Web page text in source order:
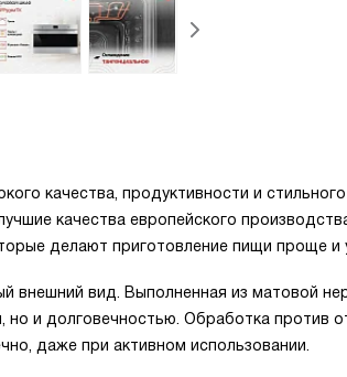
качества, продуктивности и стильного
качества европейского
делают приготовление пищи проще и
внешний вид. Выполненная из матовой
и долговечностью. Обработка против
даже при активном использовании.